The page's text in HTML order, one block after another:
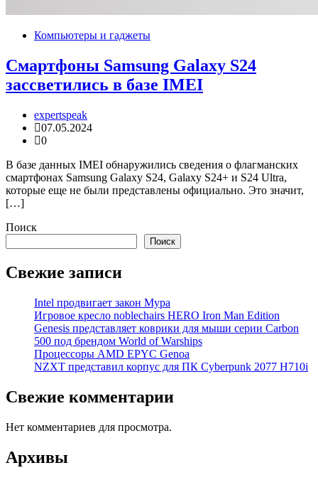
Компьютеры и гаджеты
Смартфоны Samsung Galaxy S24
заcсветились в базе IMEI
expertspeak
07.05.2024
0
В базе данных IMEI обнаружились сведения о флагманских
смартфонах Samsung Galaxy S24, Galaxy S24+ и S24 Ultra,
которые еще не были представлены официально. Это значит,
[…]
Поиск
Поиск
Свежие записи
Intel продвигает закон Мура
Игровое кресло noblechairs HERO Iron Man Edition
Genesis представляет коврики для мыши серии Carbon
500 под брендом World of Warships
Процессоры AMD EPYC Genoa
NZXT представил корпус для ПК Cyberpunk 2077 H710i
Свежие комментарии
Нет комментариев для просмотра.
Архивы